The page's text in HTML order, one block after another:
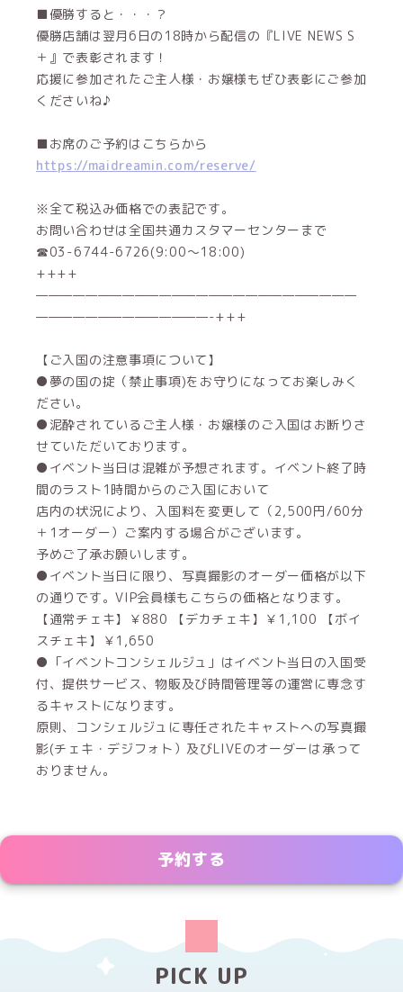
■優勝すると・・・？
優勝店舗は翌月6日の18時から配信の『LIVE NEWS S
＋』で表彰されます！
応援に参加されたご主人様・お嬢様もぜひ表彰にご参加
くださいね♪
■お席のご予約はこちらから
https://maidreamin.com/reserve/
※全て税込み価格での表記です。
お問い合わせは全国共通カスタマーセンターまで
☎03-6744-6726(9:00～18:00)
++++
——————————————————————————
——————————————-+++
【ご入国の注意事項について】
●夢の国の掟（禁止事項)をお守りになってお楽しみく
ださい。
●泥酔されているご主人様・お嬢様のご入国はお断りさ
せていただいております。
●イベント当日は混雑が予想されます。イベント終了時
間のラスト1時間からのご入国において
店内の状況により、入国料を変更して（2,500円/60分
＋1オーダー）ご案内する場合がございます。
予めご了承お願いします。
●イベント当日に限り、写真撮影のオーダー価格が以下
の通りです。VIP会員様もこちらの価格となります。
【通常チェキ】￥880 【デカチェキ】￥1,100 【ボイ
スチェキ】￥1,650
●「イベントコンシェルジュ」はイベント当日の入国受
付、提供サービス、物販及び時間管理等の運営に専念す
るキャストになります。
原則、コンシェルジュに専任されたキャストへの写真撮
影(チェキ・デジフォト）及びLIVEのオーダーは承って
おりません。
予約する
PICK UP